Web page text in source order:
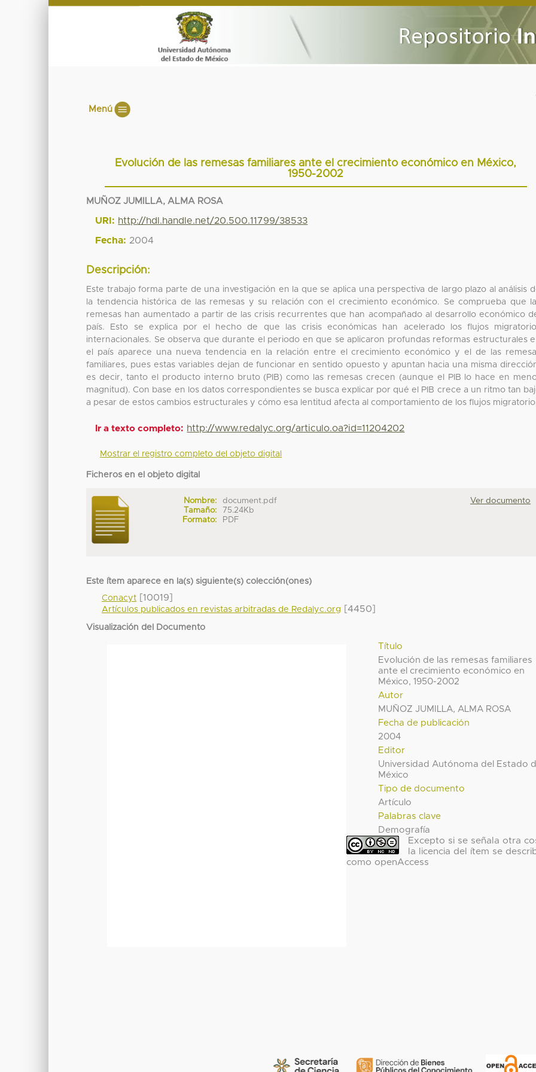
Menú
Evolución de las remesas familiares ante el crecimiento económico en México,
1950-2002
MUÑOZ JUMILLA, ALMA ROSA
URI: http://hdl.handle.net/20.500.11799/38533
Fecha: 2004
Descripción:
Este trabajo forma parte de una investigación en la que se aplica una perspectiva de largo plazo al análisis
la tendencia histórica de las remesas y su relación con el crecimiento económico. Se comprueba que
remesas han aumentado a partir de las crisis recurrentes que han acompañado al desarrollo económico
país. Esto se explica por el hecho de que las crisis económicas han acelerado los flujos
internacionales. Se observa que durante el periodo en que se aplicaron profundas reformas estructurales
el país aparece una nueva tendencia en la relación entre el crecimiento económico y el de las
familiares, pues estas variables dejan de funcionar en sentido opuesto y apuntan hacia una misma
es decir, tanto el producto interno bruto (PIB) como las remesas crecen (aunque el PIB lo hace en
magnitud). Con base en los datos correspondientes se busca explicar por qué el PIB crece a un ritmo tan
a pesar de estos cambios estructurales y cómo esa lentitud afecta al comportamiento de los flujos
Ir a texto completo: http://www.redalyc.org/articulo.oa?id=11204202
Mostrar el registro completo del objeto digital
Ficheros en el objeto digital
Nombre:
document.pdf
Tamaño:
75.24Kb
Formato:
PDF
Ver documento
Este ítem aparece en la(s) siguiente(s) colección(ones)
Conacyt [10019]
Artículos publicados en revistas arbitradas de Redalyc.org [4450]
Visualización del Documento
Título
Evolución de las remesas familiares
ante el crecimiento económico en
México, 1950-2002
Autor
MUÑOZ JUMILLA, ALMA ROSA
Fecha de publicación
2004
Editor
Universidad Autónoma del Estado
México
Tipo de documento
Artículo
Palabras clave
Demografía
Excepto si se señala otra
la licencia del ítem se
como openAccess